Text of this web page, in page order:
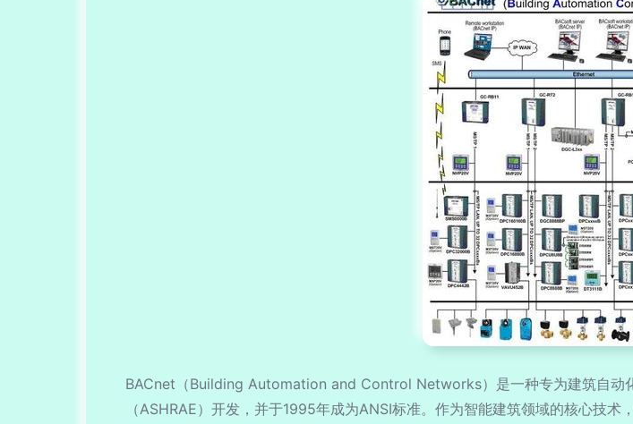
BACnet（Building Automation and Control Networks）是一种专为建筑自动
（ASHRAE）开发，并于1995年成为ANSI标准。作为智能建筑领域的核心技